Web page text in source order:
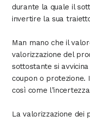
durante la quale il
invertire la sua
Man mano che il
valorizzazione del
sottostante si
coupon o protezione.
così come
La valorizzazione dei